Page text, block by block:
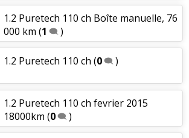
1.2 Puretech 110 ch Boîte manuelle, 76
000 km (1 )
1.2 Puretech 110 ch (0 )
1.2 Puretech 110 ch fevrier 2015
18000km (0 )